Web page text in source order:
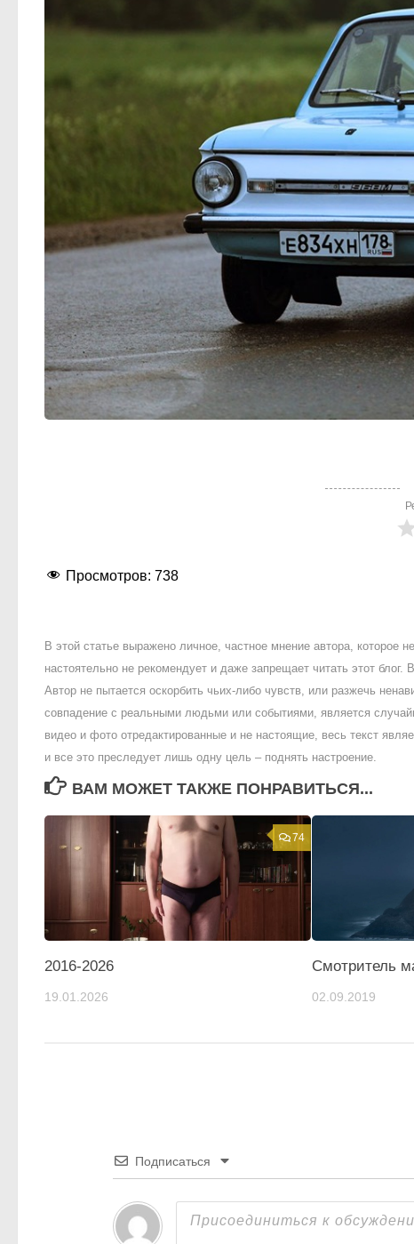
Просмотров: 738
В этой статье выражено личное, частное мнение автора,
настоятельно не рекомендует и даже запрещает читать этот блог.
Автор не пытается оскорбить чьих-либо чувств, или разжечь
совпадение с реальными людьми или событиями, является
видео и фото отредактированные и не настоящие, весь текст
и все это преследует лишь одну цель – поднять настроение.
ВАМ МОЖЕТ ТАКЖЕ ПОНРАВИТЬСЯ...
74
2016-2026
19.01.2026
Смотритель
02.09.2019
Подписаться